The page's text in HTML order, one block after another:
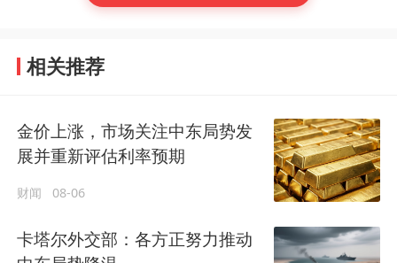
相关推荐
金价上涨，市场关注中东局势发
展并重新评估利率预期
财闻 08-06
卡塔尔外交部：各方正努力推动